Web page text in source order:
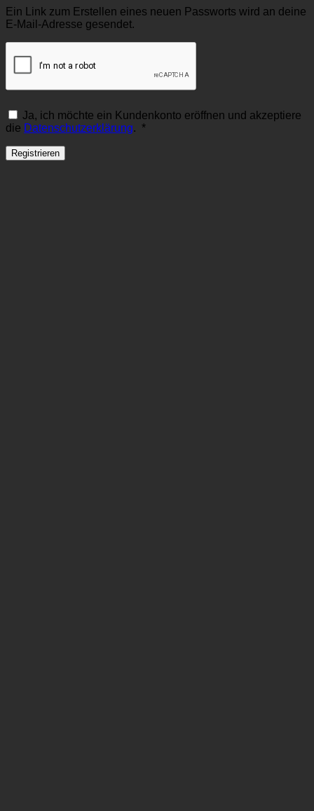
Ein Link zum Erstellen eines neuen Passworts wird an deine
E-Mail-Adresse gesendet.
Ja, ich möchte ein Kundenkonto eröffnen und akzeptiere
die Datenschutzerklärung. *Erforderlich
Registrieren